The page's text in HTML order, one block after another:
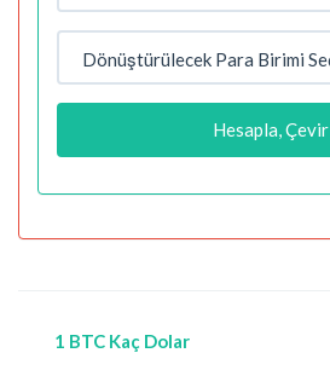
Hesapla, Çevir
1 BTC Kaç Dolar